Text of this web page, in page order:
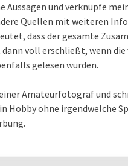
Aussagen und verknüpfe
Quellen mit weiteren
dass der gesamte
dann voll erschließt, wenn
gelesen wurden.
Amateurfotograf und
Hobby ohne irgendwelche